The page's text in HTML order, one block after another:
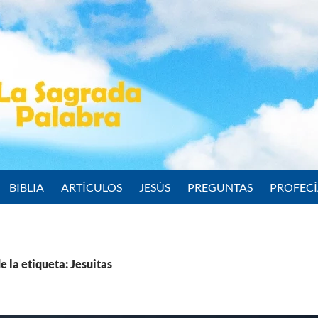
BIBLIA ARTÍCULOS JESÚS PREGUNTAS
la etiqueta: Jesuitas